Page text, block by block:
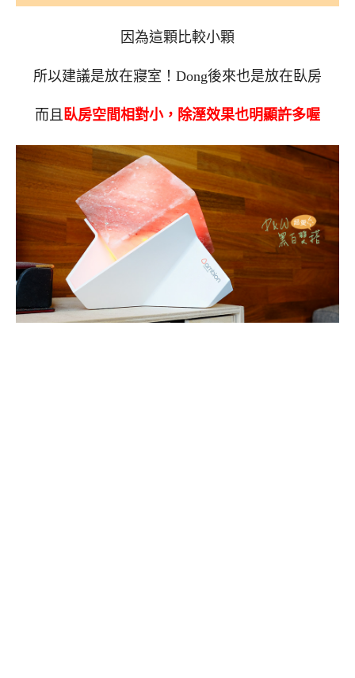
因為這顆比較小顆
所以建議是放在寢室！Dong後來也是放在臥房
而且 臥房空間相對小，除溼效果也明顯許多喔